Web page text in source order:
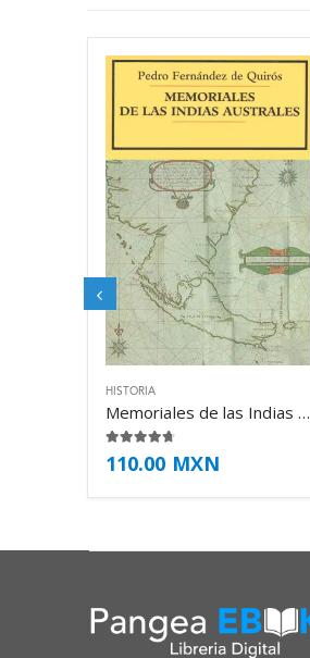
HISTORIA
Memoriales de las Indias Australes – Pedro Fernández de Quirós
4.63de 5
110.00 MXN